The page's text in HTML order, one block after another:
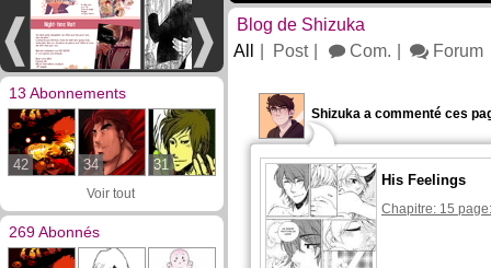
13 Abonnements
42 34 31
Voir tout
269 Abonnés
Blog de Shizuka
All
Post Com. Forum
Shizuka a commenté ces
His Feelings
Chapitre: 15